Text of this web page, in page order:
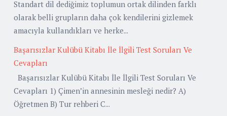
Standart dil dediğimiz toplumun ortak dilinden farklı
olarak belli grupların daha çok kendilerini gizlemek
amacıyla kullandıkları ve herke...
Başarısızlar Kulübü Kitabı İle İlgili Test Soruları Ve
Cevapları
Başarısızlar Kulübü Kitabı İle İlgili Test Soruları Ve
Cevapları 1) Çimen’in annesinin mesleği nedir? A)
Öğretmen B) Tur rehberi C...